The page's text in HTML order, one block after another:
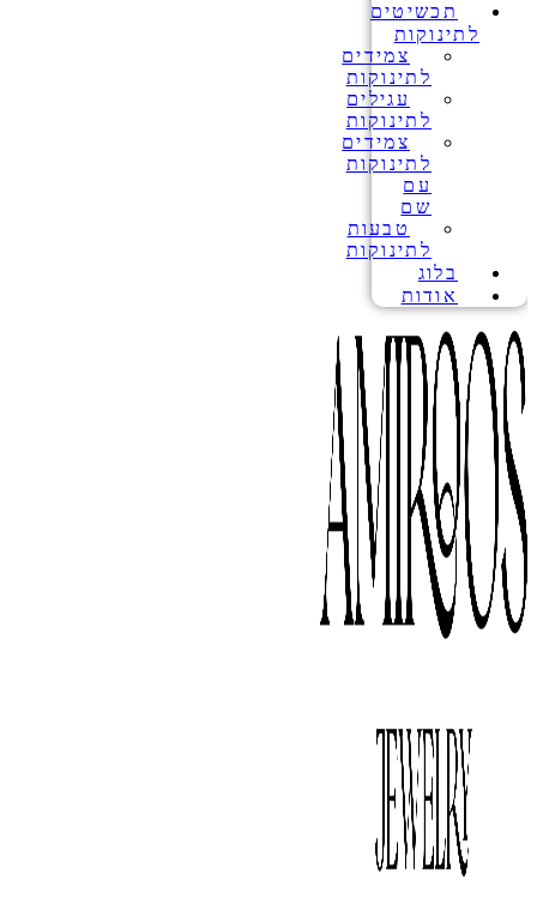
תכשיטים
לתינוקות
צמידים
לתינוקות
עגילים
לתינוקות
צמידים
לתינוקות
עם
שם
טבעות
לתינוקות
בלוג
אודות